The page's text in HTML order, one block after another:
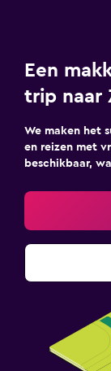
Een
trip naar
We maken het
en reizen met
beschikbaar,